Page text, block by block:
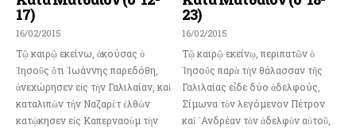
17)
16/02/2015
Τῷ καιρῷ εκείνω, ἀκούσας ὁ
Ἰησοῦς ὅτι Ἰωάννης παρεδόθη,
ἀνεχώρησεν εἰς τὴν Γαλιλαίαν, καὶ
καταλιπὼν τὴν Ναζαρὲτ ἐλθὼν
κατῴκησεν εἰς Καπερναοὺμ τὴν
23)
16/02/2015
Τῷ καιρῷ εκείνῳ, περιπατῶν ὁ
Ἰησοῦς παρὰ τὴν θάλασσαν τῆς
Γαλιλαίας εἶδε δύο ἀδελφούς,
Σίμωνα τὸν λεγόμενον Πέτρον
καὶ ᾿Ανδρέαν τὸν ἀδελφὸν αὐτοῦ,